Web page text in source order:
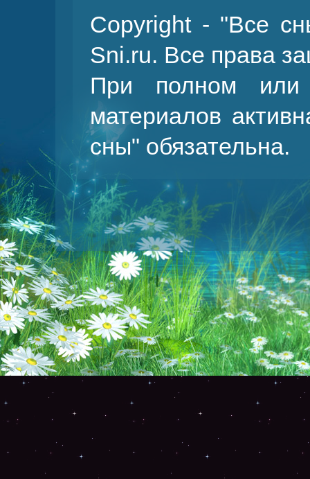
Copyright - "Все
Sni.ru. Все права
При полном или
материалов
сны" обязательна.